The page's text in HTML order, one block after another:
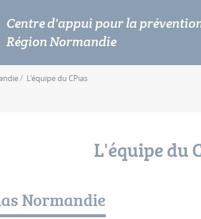
Centre d'appui pour la
Région Normandie
L'équipe du CPias
L'équipe du
Normandie